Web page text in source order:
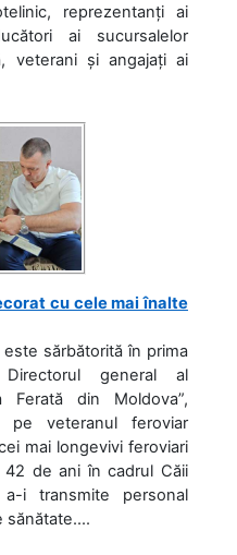
reprezentanți ai
ai sucursalelor
veterani și angajați ai
cu cele mai înalte
sărbătorită în prima
general al
Ferată din Moldova”,
pe veteranul feroviar
mai longevivi feroviari
de ani în cadrul Căii
i transmite personal
sănătate....